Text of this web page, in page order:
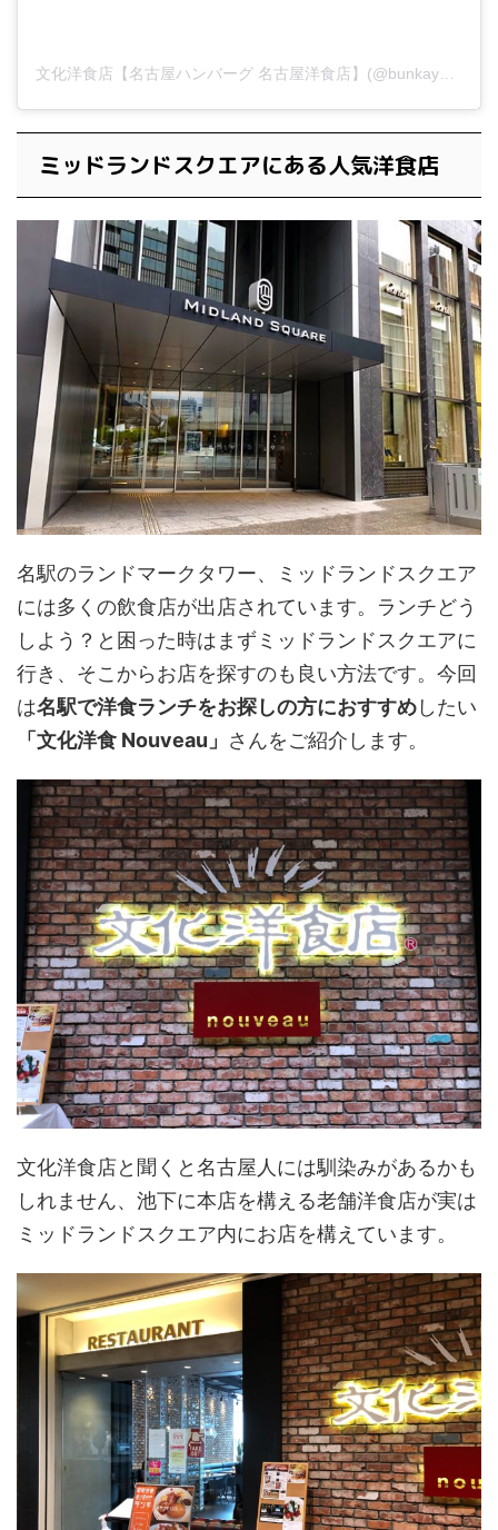
ミッドランドスクエアにある人気洋食店
名駅のランドマークタワー、ミッドランドスクエア
には多くの飲食店が出店されています。ランチどう
しよう？と困った時はまずミッドランドスクエアに
行き、そこからお店を探すのも良い方法です。今回
は名駅で洋食ランチをお探しの方におすすめしたい
「文化洋食 Nouveau」 さんをご紹介します。
文化洋食店と聞くと名古屋人には馴染みがあるかも
しれません、池下に本店を構える老舗洋食店が実は
ミッドランドスクエア内にお店を構えています。